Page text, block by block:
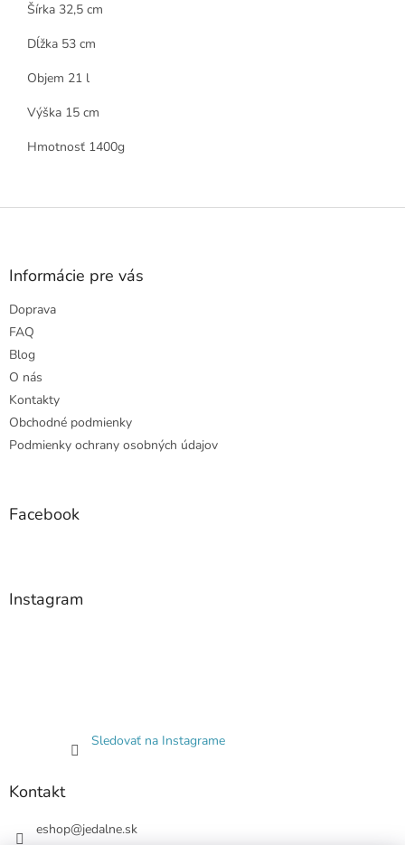
Šírka 32,5 cm
Dĺžka 53 cm
Objem 21 l
Výška 15 cm
Hmotnosť 1400g
Z
Informácie pre vás
Doprava
FAQ
Blog
O nás
Kontakty
Obchodné podmienky
Podmienky ochrany osobných údajov
Facebook
Instagram
Sledovať na Instagrame
Kontakt
eshop@jedalne.sk